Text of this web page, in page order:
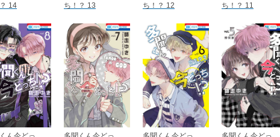
14
ち！？ 13
ち！？ 12
ち！？ 11